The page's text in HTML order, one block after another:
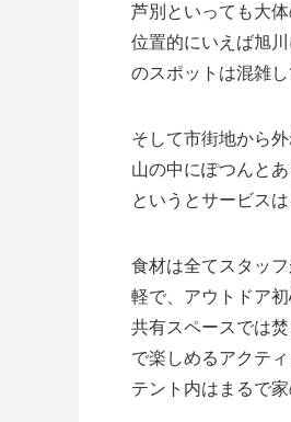
芦別といっても大
位置的にいえば旭
のスポットは混雑
そして市街地から
山の中にぽつんと
というとサービス
食材は全てスタッ
軽で、アウトドア初
共有スペースでは
で楽しめるアクティ
テント内はまるで